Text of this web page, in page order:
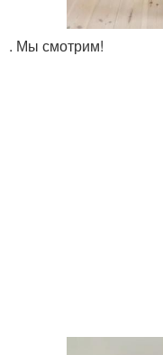
. Мы смотрим!